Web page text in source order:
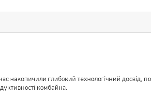
накопичили глибокий технологічний досвід,
комбайна.